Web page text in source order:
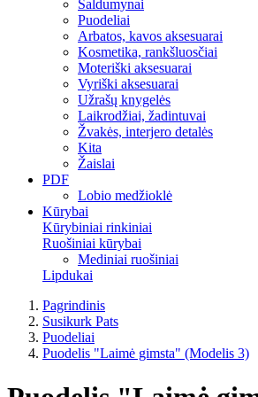
Saldumynai
Puodeliai
Arbatos, kavos aksesuarai
Kosmetika, rankšluosčiai
Moteriški aksesuarai
Vyriški aksesuarai
Užrašų knygelės
Laikrodžiai, žadintuvai
Žvakės, interjero detalės
Kita
Žaislai
PDF
Lobio medžioklė
Kūrybai
Kūrybiniai rinkiniai
Ruošiniai kūrybai
Mediniai ruošiniai
Lipdukai
Pagrindinis
Susikurk Pats
Puodeliai
Puodelis "Laimė gimsta" (Modelis 3)